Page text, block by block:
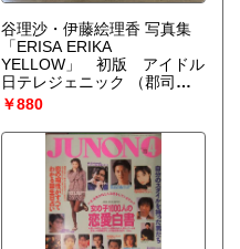
谷理沙・伊藤絵理香 写真集
「ERISA ERIKA
YELLOW」 初版 アイドル
日テレジェニック
（郡司大
地）
￥880